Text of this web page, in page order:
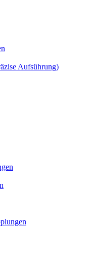
Aufsührung)